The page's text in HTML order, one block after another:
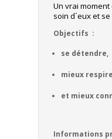
Un vrai
soin d´eux et
Objectifs :
se détendre,
mieux
et mieux
Informations